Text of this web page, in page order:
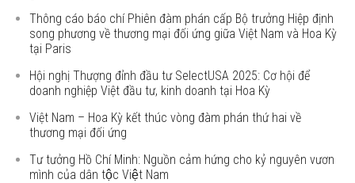
Thông cáo báo chí Phiên đàm phán cấp Bộ trưởng Hiệp định
song phương về thương mại đối ứng giữa Việt Nam và Hoa Kỳ
tại Paris
Hội nghị Thượng đỉnh đầu tư SelectUSA 2025: Cơ hội để
doanh nghiệp Việt đầu tư, kinh doanh tại Hoa Kỳ
Việt Nam – Hoa Kỳ kết thúc vòng đàm phán thứ hai về
thương mại đối ứng
Tư tưởng Hồ Chí Minh: Nguồn cảm hứng cho kỷ nguyên vươn
mình của dân tộc Việt Nam